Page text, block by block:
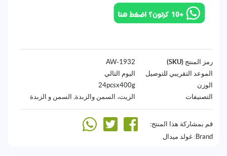
رمز المنتج (SKU)
1932-AW
الموعد التقريبي للتوصيل
اليوم التالي
الوزن
24pcsx400g
التصنيفات
الزيت، السمن والزبدة, السمن و الزبدة
قم بمشاركة هذا المنتج:
Brand: غولد ميدال